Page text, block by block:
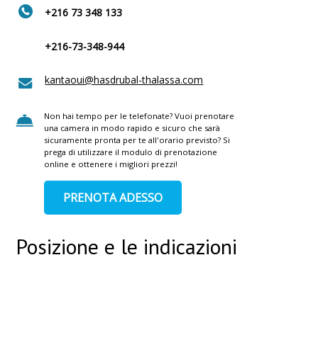
+216 73 348 133
+216-73-348-944
kantaoui@hasdrubal-thalassa.com
Non hai tempo per le telefonate? Vuoi prenotare
una camera in modo rapido e sicuro che sarà
sicuramente pronta per te all'orario previsto? Si
prega di utilizzare il modulo di prenotazione
online e ottenere i migliori prezzi!
PRENOTA ADESSO
Posizione e le indicazioni